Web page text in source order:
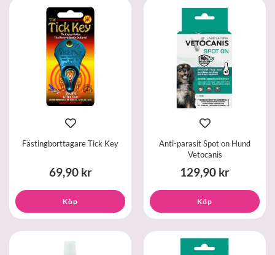
Fästingborttagare Tick Key
69,90 kr
Köp
Anti-parasit Spot on Hund
Vetocanis
129,90 kr
Köp